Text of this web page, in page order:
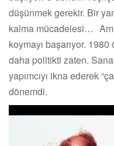
düşünmek gerekir. Bir
kalma mücadelesi…
koymayı başarıyor.
daha politikti zaten.
yapımcıyı ikna ederek
dönemdi.